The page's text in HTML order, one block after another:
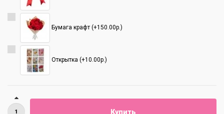
Бумага крафт (+150.00р.)
Открытка (+10.00р.)
Купить